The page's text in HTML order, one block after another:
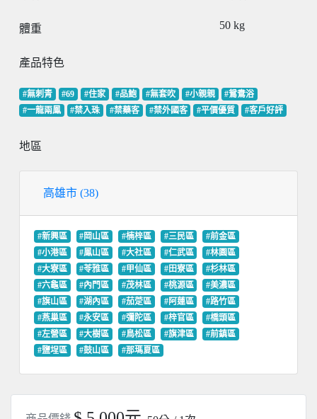
體重 50 kg
產品特色
#無刺青 #69 #住家 #品鮑 #無套吹 #小親親
#鴛鴦浴
#一龍兩鳳
#禁入珠 #禁藥客 #禁外國客 #平價優質 #客戶好評
地區
高雄市 (38)
#新興區 #岡山區 #楠梓區 #三民區
#前金區
#小港區
#鳳山區 #大社區 #仁武區
#林園區
#大寮區
#苓雅區 #甲仙區 #田寮區
#杉林區
#六龜區
#內門區 #茂林區 #桃源區
#美濃區
#旗山區
#湖內區 #茄萣區 #阿蓮區
#路竹區
#燕巢區
#永安區 #彌陀區 #梓官區
#橋頭區
#左營區
#大樹區 #鳥松區 #旗津區
#前鎮區
#鹽埕區
#鼓山區 #那瑪夏區